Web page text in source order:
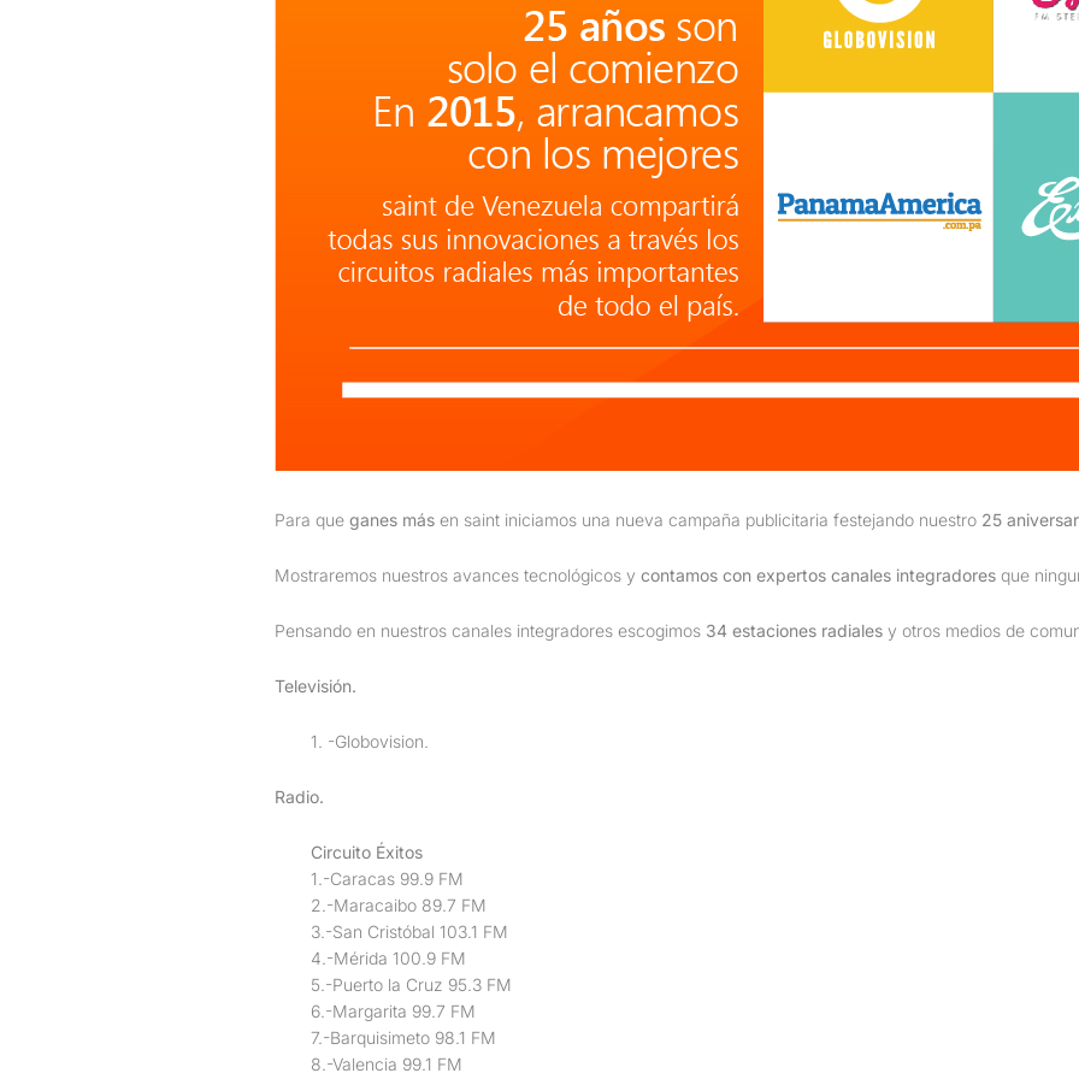
Para que ganes más en saint iniciamos una nueva campaña publicitaria festejando nuestro 25
Mostraremos nuestros avances tecnológicos y contamos con expertos canales integradores que
Pensando en nuestros canales integradores escogimos 34 estaciones radiales y otros medios de
Televisión.
1. -Globovision.
Radio.
Circuito Éxitos
1.-Caracas 99.9 FM
2.-Maracaibo 89.7 FM
3.-San Cristóbal 103.1 FM
4.-Mérida 100.9 FM
5.-Puerto la Cruz 95.3 FM
6.-Margarita 99.7 FM
7.-Barquisimeto 98.1 FM
8.-Valencia 99.1 FM